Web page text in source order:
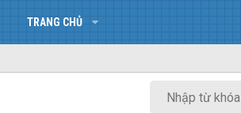
TRANG CHỦ